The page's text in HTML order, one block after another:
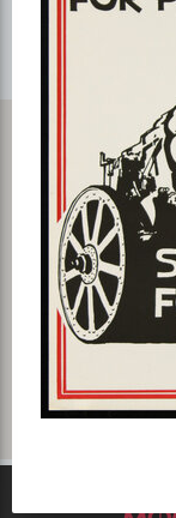
Карта с
к
Чоколовский